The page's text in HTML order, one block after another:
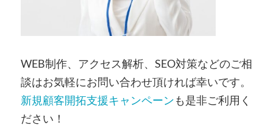
WEB制作、アクセス解析、SEO対策などのご相
談はお気軽にお問い合わせ頂ければ幸いです。
新規顧客開拓支援キャンペーンも是非ご利用く
ださい！